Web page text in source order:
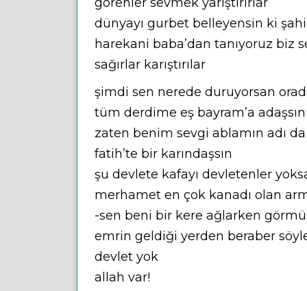
dünyayı gurbet belleyensin ki
harekani baba’dan tanıyoruz biz
sağırlar karıştırılar
şimdi sen nerede duruyorsan
tüm derdime eş bayram’a adaşsın
zaten benim sevgi ablamın adı
fatih’te bir karındaşsın
şu devlete kafayı devletenler
merhamet en çok kanadı olan
-sen beni bir kere ağlarken
emrin geldiği yerden beraber
devlet yok
allah var!